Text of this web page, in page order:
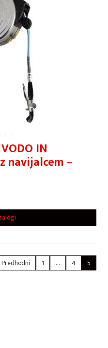
IN
navijalcem –
Predhodni 1 … 4 5